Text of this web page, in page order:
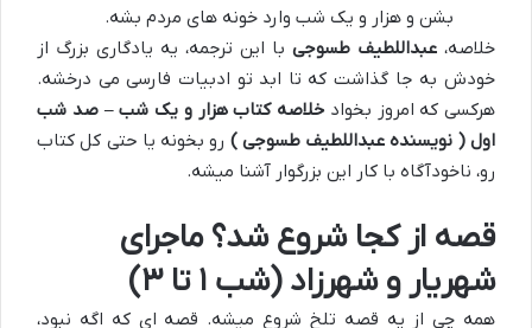
بشن و هزار و یک شب وارد خونه های مردم بشه.
خلاصه، عبداللطیف طسوجی با این ترجمه، یه یادگاری بزرگ از
خودش به جا گذاشت که تا ابد تو ادبیات فارسی می درخشه.
هرکسی که امروز بخواد خلاصه کتاب هزار و یک شب – صد شب
اول ( نویسنده عبداللطیف طسوجی ) رو بخونه یا حتی کل کتاب
رو، ناخودآگاه با کار این بزرگوار آشنا میشه.
قصه از کجا شروع شد؟ ماجرای
شهریار و شهرزاد (شب ۱ تا ۳)
همه چی از یه قصه تلخ شروع میشه. قصه ای که اگه نبود،